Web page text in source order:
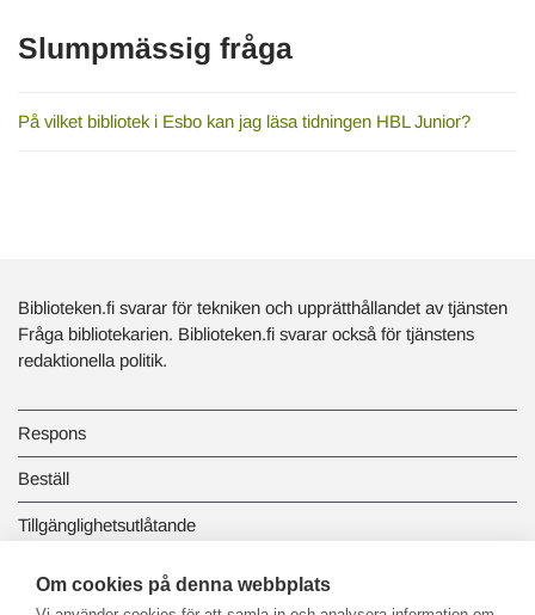
Slumpmässig fråga
På vilket bibliotek i Esbo kan jag läsa tidningen HBL Junior?
Biblioteken.fi svarar för tekniken och upprätthållandet av tjänsten
Fråga bibliotekarien. Biblioteken.fi svarar också för tjänstens
redaktionella politik.
Respons
Beställ
Tillgänglighetsutlåtande
Dataskydd och registerbeskrivningar
Om cookies på denna webbplats